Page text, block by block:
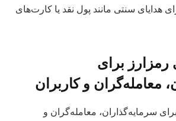
هدایای سنتی مانند پول نقد یا کارت‌های
رمزارز برای
معامله‌گران و کاربران
سرمایه‌گذاران، معامله‌گران و